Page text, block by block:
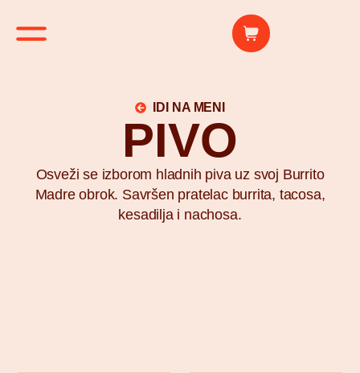
IDI NA MENI
PIVO
Osveži se izborom hladnih piva uz svoj Burrito
Madre obrok. Savršen pratelac burrita, tacosa,
kesadilja i nachosa.